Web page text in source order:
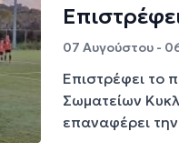
07 Αυγούστου -
Επιστρέφει το
Σωματείων
επαναφέρει